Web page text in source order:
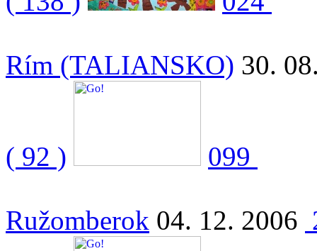
Rím (TALIANSKO) 30.
( 92 ) 099
Ružomberok 04. 12. 2006